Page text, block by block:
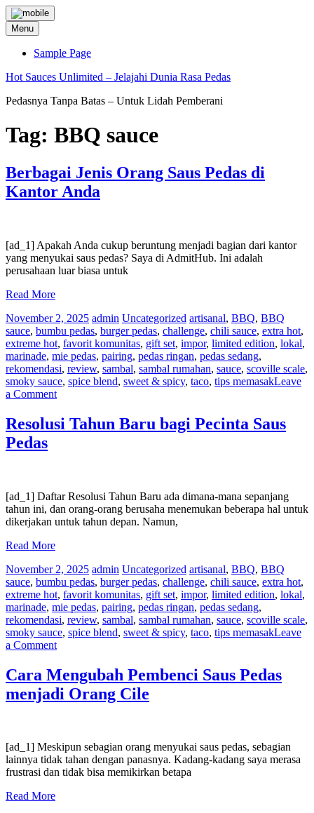
Skip
to
content
Menu
Sample Page
Hot Sauces Unlimited – Jelajahi Dunia Rasa Pedas
Pedasnya Tanpa Batas – Untuk Lidah Pemberani
Tag: BBQ sauce
Berbagai Jenis Orang Saus Pedas di
Kantor Anda
[ad_1] Apakah Anda cukup beruntung menjadi bagian dari kantor
yang menyukai saus pedas? Saya di AdmitHub. Ini adalah
perusahaan luar biasa untuk
Read More
November 2, 2025 admin Uncategorized artisanal, BBQ, BBQ
sauce, bumbu pedas, burger pedas, challenge, chili sauce, extra hot,
extreme hot, favorit komunitas, gift set, impor, limited edition, lokal,
marinade, mie pedas, pairing, pedas ringan, pedas sedang,
rekomendasi, review, sambal, sambal rumahan, sauce, scoville scale,
smoky sauce, spice blend, sweet & spicy, taco, tips memasakLeave
a Commenton
Jenis
Orang
Anda
Resolusi Tahun Baru bagi Pecinta Saus
Pedas
[ad_1] Daftar Resolusi Tahun Baru ada dimana-mana sepanjang
tahun ini, dan orang-orang berusaha menemukan beberapa hal untuk
dikerjakan untuk tahun depan. Namun,
Read More
November 2, 2025 admin Uncategorized artisanal, BBQ, BBQ
sauce, bumbu pedas, burger pedas, challenge, chili sauce, extra hot,
extreme hot, favorit komunitas, gift set, impor, limited edition, lokal,
marinade, mie pedas, pairing, pedas ringan, pedas sedang,
rekomendasi, review, sambal, sambal rumahan, sauce, scoville scale,
smoky sauce, spice blend, sweet & spicy, taco, tips memasakLeave
a Commenton
Tahun
Baru
bagi
Cara Mengubah Pembenci Saus Pedas
menjadi Orang Cile
[ad_1] Meskipun sebagian orang menyukai saus pedas, sebagian
lainnya tidak tahan dengan panasnya. Kadang-kadang saya merasa
frustrasi dan tidak bisa memikirkan betapa
Read More